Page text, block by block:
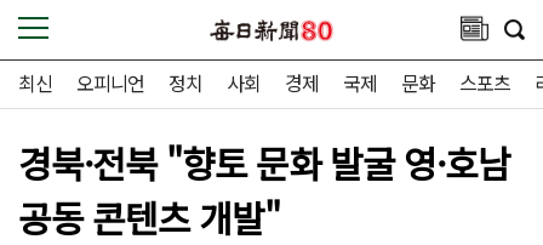
최신 오피니언 정치 사회 경제 국제 문화 스포츠
경북·전북 "향토 문화 발굴 영·호남
공동 콘텐츠 개발"